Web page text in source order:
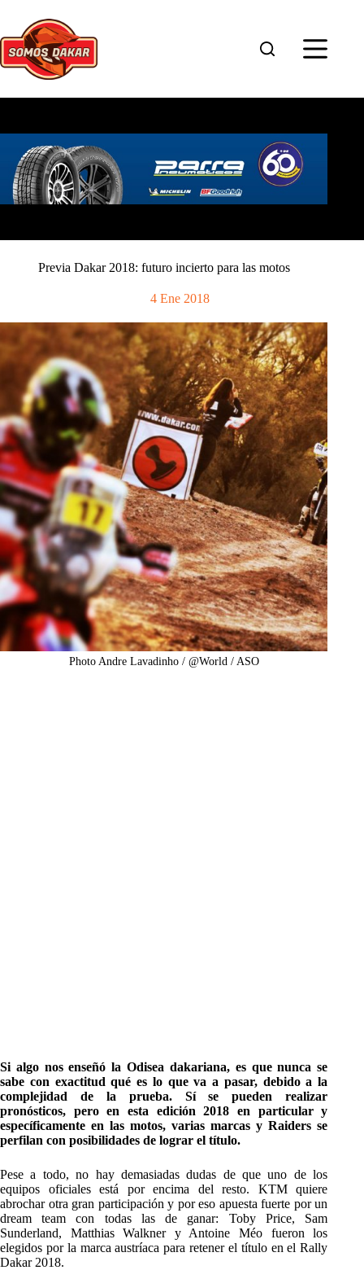
contenido
Previa Dakar 2018: futuro incierto para las motos
4 Ene 2018
Photo Andre Lavadinho / @World / ASO
Si algo nos enseñó la Odisea dakariana, es que nunca se
sabe con exactitud qué es lo que va a pasar, debido a la
complejidad de la prueba. Sí se pueden realizar
pronósticos, pero en esta edición 2018 en particular y
específicamente en las motos, varias marcas y Raiders se
perfilan con posibilidades de lograr el título.
Pese a todo, no hay demasiadas dudas de que uno de los
equipos oficiales está por encima del resto. KTM quiere
abrochar otra gran participación y por eso apuesta fuerte por un
dream team con todas las de ganar: Toby Price, Sam
Sunderland, Matthias Walkner y Antoine Méo fueron los
elegidos por la marca austríaca para retener el título en el Rally
Dakar 2018.